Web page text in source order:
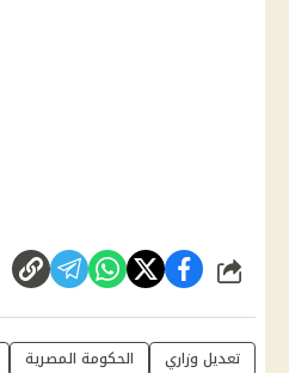
شارك
تعديل وزاري الحكومة المصرية